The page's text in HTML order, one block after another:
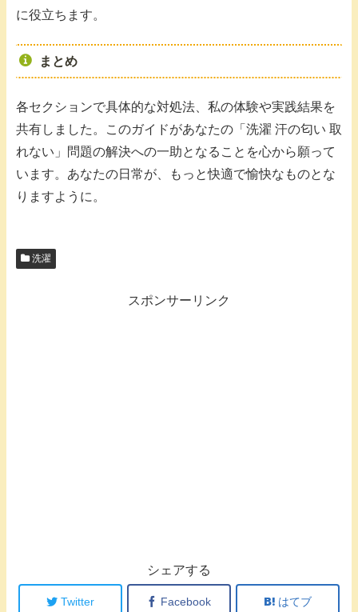
に役立ちます。
まとめ
各セクションで具体的な対処法、私の体験や実践結果を
共有しました。このガイドがあなたの「洗濯 汗の匂い 取
れない」問題の解決への一助となることを心から願って
います。あなたの日常が、もっと快適で愉快なものとな
りますように。
洗濯
スポンサーリンク
シェアする
Twitter Facebook はてブ